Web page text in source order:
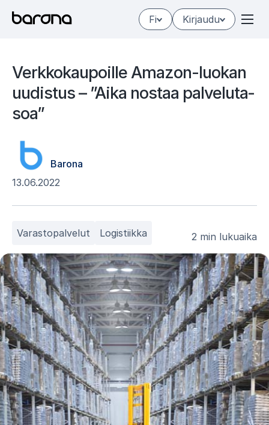
sisältöön
Kirjaudu
Fi
Verk­ko­kau­poil­le Amazon-luo­kan
uu­dis­tus – ”Aika nos­taa pal­ve­lu­ta­
soa”
Barona
13.06.2022
Varastopalvelut Logistiikka 2 min lukuaika